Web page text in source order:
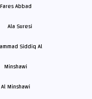
Fares Abbad
Al Minshawi